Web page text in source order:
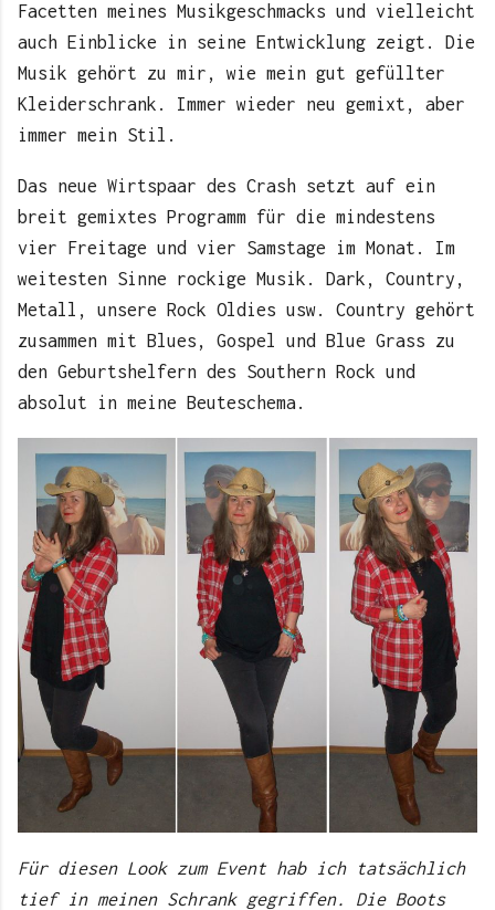
Facetten meines Musikgeschmacks und vielleicht
auch Einblicke in seine Entwicklung zeigt. Die
Musik gehört zu mir, wie mein gut gefüllter
Kleiderschrank. Immer wieder neu gemixt, aber
immer mein Stil.
Das neue Wirtspaar des Crash setzt auf ein
breit gemixtes Programm für die mindestens
vier Freitage und vier Samstage im Monat. Im
weitesten Sinne rockige Musik. Dark, Country,
Metall, unsere Rock Oldies usw. Country gehört
zusammen mit Blues, Gospel und Blue Grass zu
den Geburtshelfern des Southern Rock und
absolut in meine Beuteschema.
Für diesen Look zum Event hab ich tatsächlich
tief in meinen Schrank gegriffen. Die Boots